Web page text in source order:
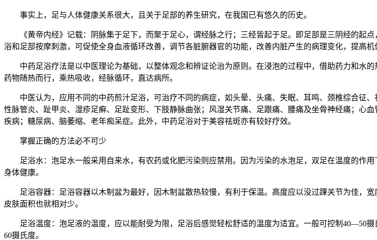
事实上，足与人体健康关系很大，且关于足部的养生研究，在我国已有悠久的历史。
《黄帝内经》记载：阴脉集于足下，而聚于足心，谓经脉之行；三经皆起于足。即足部是三阴经的起
浴和足部按摩刺激，可促使全身血液循环改善，调节各脏腑器官的功能，改善内脏产生的病理变化，提高机
中药足浴疗法是以中医理论为基础，以整体观念和辨证论治为原则。在浸泡的过程中，借助药力和水
药物随热而行，乘热吸收，经脉循环，直达病所。
中医认为，应用不同的中药煎汁足浴，可治疗不同的病症，如头晕、头痛、失眠、耳鸣、颈椎综合征
性脉管炎、趾甲炎、湿疹足癣、足趾变形、下肢静脉曲张；风湿关节痛、足跟痛、腰痛及坐骨神经痛；心
疾病；糖尿病、脑萎缩、老年痴呆症。此外，中药足浴对于美容祛斑亦有较好疗效。
掌握正确的方法必不可少
足浴水：泡足水一般采用自来水，有农药或化肥污染则应禁用。因为污染的水泡足，双足在温度的作
身体健康。
足浴容器：足浴容器以木制盆为最好，因木制盆散热较慢，有利于保温。高度应以没过踝关节为佳，
皮肤面积也就相对少。
足浴温度：泡足液的温度，应以能耐受为限，足浴后感觉轻松舒适的温度为适宜。一般可控制40—50
60摄氏度。